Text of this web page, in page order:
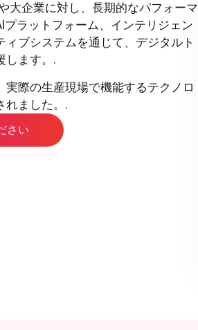
企業に対し、長期的なパフォーマ
ラットフォーム、インテリジェン
ブシステムを通じて、デジタルト
します。.
際の生産現場で機能するテクノロ
れました。.
さい